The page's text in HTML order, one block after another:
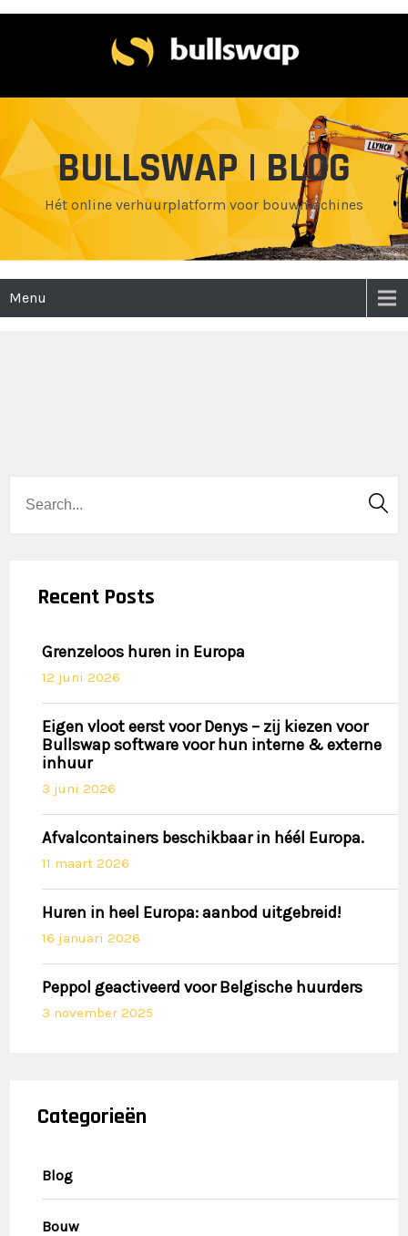
BULLSWAP | BLOG
Hét online verhuurplatform voor bouwmachines
Menu
Recent Posts
Grenzeloos huren in Europa
12 juni 2026
Eigen vloot eerst voor Denys – zij kiezen voor
Bullswap software voor hun interne & externe
inhuur
3 juni 2026
Afvalcontainers beschikbaar in héél Europa.
11 maart 2026
Huren in heel Europa: aanbod uitgebreid!
16 januari 2026
Peppol geactiveerd voor Belgische huurders
3 november 2025
Categorieën
Blog
Bouw